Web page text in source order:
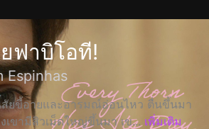
ฟาบิโอที!
Espinhas
ยขี้อายและอารมณ์อ่อนไหว ตื่นขึ้นมา
ขามีสิวเม็ดใหญ่ขึ้นมา เข... เพิ่มเติม